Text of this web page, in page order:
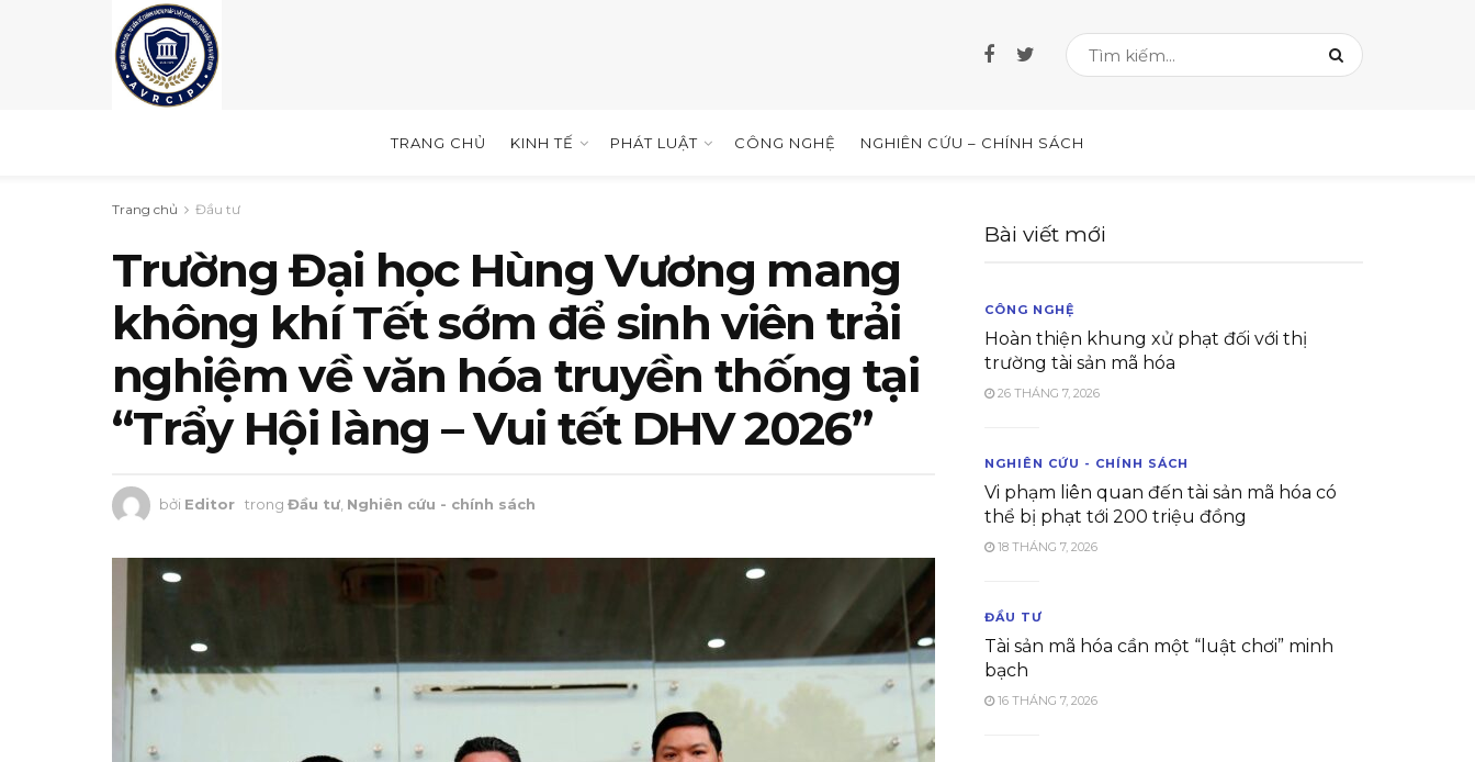
TRANG CHỦ KINH TẾ PHÁT LUẬT CÔNG NGHỆ NGHIÊN CỨU – CHÍNH SÁCH
Trang chủ Đầu tư
Trường Đại học Hùng Vương mang
không khí Tết sớm để sinh viên trải
nghiệm về văn hóa truyền thống tại
“Trẩy Hội làng – Vui tết DHV 2026”
bởi Editor trong Đầu tư Nghiên cứu - chính sách
Bài viết mới
CÔNG NGHỆ
Hoàn thiện khung xử phạt đối với thị
trường tài sản mã hóa
26 THÁNG 7, 2026
NGHIÊN CỨU - CHÍNH SÁCH
Vi phạm liên quan đến tài sản mã hóa có
thể bị phạt tới 200 triệu đồng
18 THÁNG 7, 2026
ĐẦU TƯ
Tài sản mã hóa cần một “luật chơi” minh
bạch
16 THÁNG 7, 2026